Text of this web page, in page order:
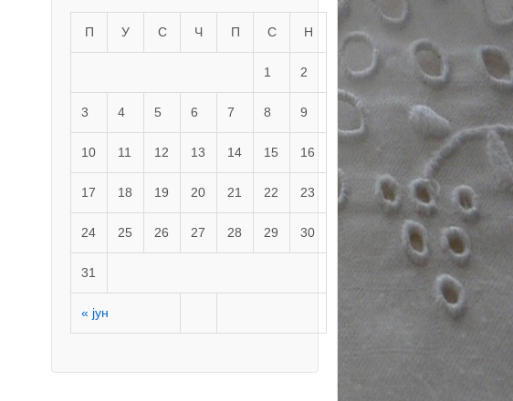
П У С Ч П С Н
« јун
1 2
3 4 5 6 7 8 9
10 11 12 13 14 15 16
17 18 19 20 21 22 23
24 25 26 27 28 29 30
31